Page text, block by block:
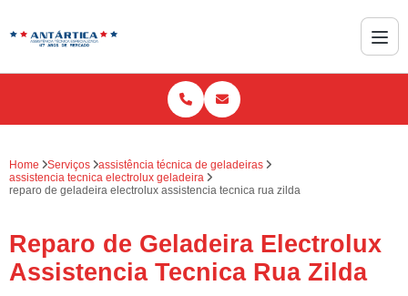
Home Serviços
assistência técnica de geladeiras
assistencia tecnica electrolux geladeira
reparo de geladeira electrolux assistencia tecnica rua zilda
Reparo de Geladeira Electrolux
Assistencia Tecnica Rua Zilda